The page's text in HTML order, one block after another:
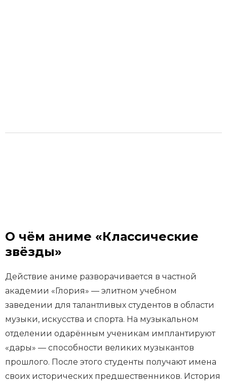
О чём аниме «Классические
звёзды»
Действие аниме разворачивается в частной
академии «Глория» — элитном учебном
заведении для талантливых студентов в области
музыки, искусства и спорта. На музыкальном
отделении одарённым ученикам имплантируют
«дары» — способности великих музыкантов
прошлого. После этого студенты получают имена
своих исторических предшественников. История